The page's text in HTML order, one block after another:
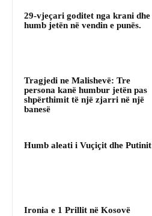
29-vjeçari goditet nga krani dhe
humb jetën në vendin e punës.
Tragjedi ne Malishevë: Tre
persona kanë humbur jetën pas
shpërthimit të një zjarri në një
banesë
Humb aleati i Vuçiçit dhe Putinit
Ironia e 1 Prillit në Kosovë